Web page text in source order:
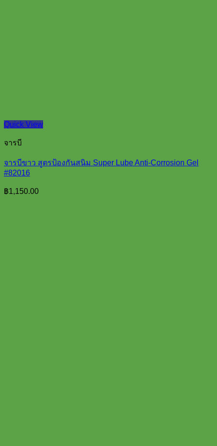
Quick View
จารบี
จารบีขาว สูตรป้องกันสนิม Super Lube Anti-Corrosion Gel
#82016
฿1,150.00